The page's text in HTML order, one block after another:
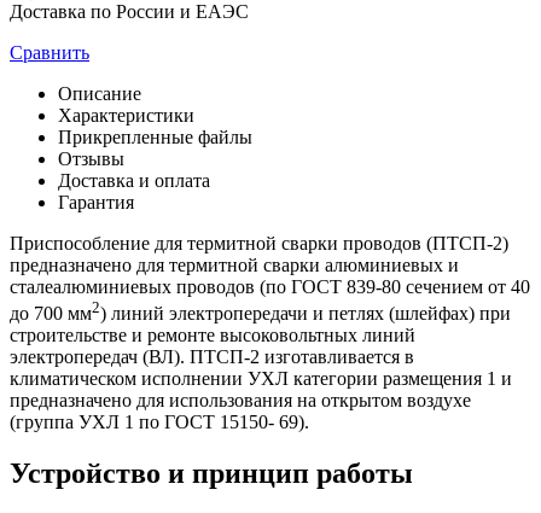
Доставка по России и ЕАЭС
Сравнить
Описание
Характеристики
Прикрепленные файлы
Отзывы
Доставка и оплата
Гарантия
Приспособление для термитной сварки проводов (ПТСП-2)
предназначено для термитной сварки алюминиевых и
сталеалюминиевых проводов (по ГОСТ 839-80 сечением от 40
до 700 мм2) линий электропередачи и петлях (шлейфах) при
строительстве и ремонте высоковольтных линий
электропередач (ВЛ). ПТСП-2 изготавливается в
климатическом исполнении УХЛ категории размещения 1 и
предназначено для использования на открытом воздухе
(группа УХЛ 1 по ГОСТ 15150- 69).
Устройство и принцип работы